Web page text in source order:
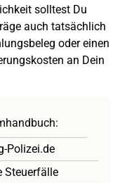
solltest Du
auch tatsächlich
oder einen
an Dein
Polizei.de
Steuerfälle